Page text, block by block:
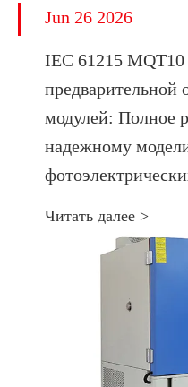
Jun 26 2026
IEC 61215
предварительной
модулей: Полное
надежному
Читать далее >